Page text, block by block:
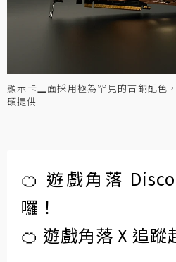
顯示卡正面採用極為罕見的古銅配色
碩提供
🍊 遊戲角落
囉！
🍊 遊戲角落 X 追蹤